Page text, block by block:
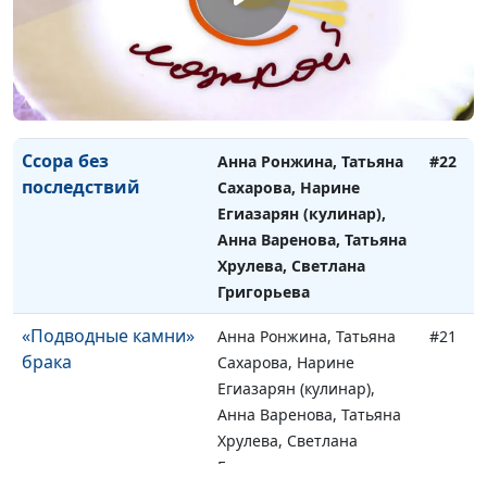
Сахарова, Мария
Токмурзина (кулинар),
Ирина Лобанова, Анна
Паузина, Елена
Самойлова
Ссора без
последствий
Анна Ронжина, Татьяна
Сахарова, Нарине
Егиазарян (кулинар),
Анна Варенова, Татьяна
Хрулева, Светлана
Григорьева
#22
«Подводные камни»
брака
Анна Ронжина, Татьяна
Сахарова, Нарине
Егиазарян (кулинар),
Анна Варенова, Татьяна
Хрулева, Светлана
Григорьева
#21